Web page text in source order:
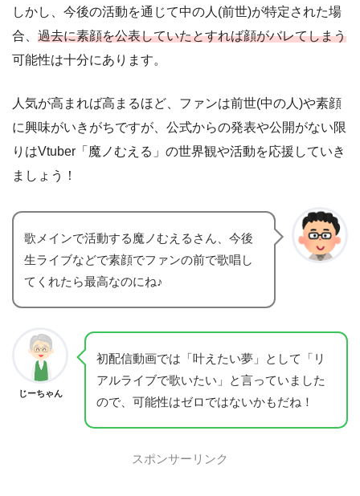
しかし、今後の活動を通じて中の人(前世)が特定された場
合、 過去に素顔を公表していたとすれば顔がバレてしまう
可能性は十分にあります。
人気が高まれば高まるほど、ファンは前世(中の人)や素顔
に興味がいきがちですが、公式からの発表や公開がない限
りはVtuber「魔ノむえる」の世界観や活動を応援していき
ましょう！
歌メインで活動する魔ノむえるさん、今後
生ライブなどで素顔でファンの前で歌唱し
てくれたら最高なのにね♪
じーちゃん
初配信動画では「叶えたい夢」として「リ
アルライブで歌いたい」と言っていました
ので、可能性はゼロではないかもだね！
スポンサーリンク